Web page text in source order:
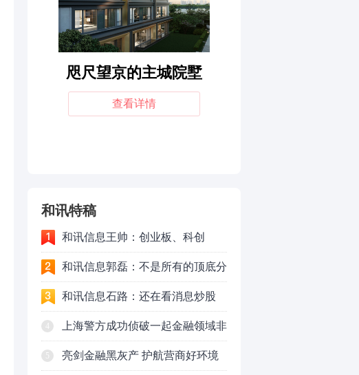
和讯特稿
和讯信息王帅：创业板、科创
50VS银行，底部区间与顶部区间
和讯信息郭磊：不是所有的顶底分
型都是顶底！
和讯信息石路：还在看消息炒股
吗？
上海警方成功侦破一起金融领域非
法代理维权敲诈勒索案件
5 亮剑金融黑灰产 护航营商好环境